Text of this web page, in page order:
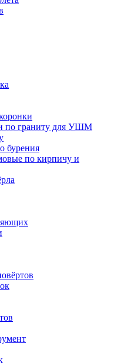
по граниту для УШМ
бурения
по кирпичу и